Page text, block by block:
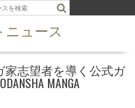
ュース
志望者を導く公式ガ
MANGA